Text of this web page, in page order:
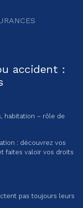
accident :
habitation – rôle de
: découvrez vos
faites valoir vos droits
pas toujours leurs